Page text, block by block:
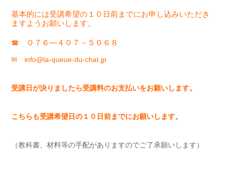
基本的には受講希望の１０日前までにお申し込みいただき
ますようお願いします。
☎ ０７６―４０７－５０６８
✉ info@la-queue-du-chat.jp
受講日が決りましたら受講料のお支払いをお願いします。
こちらも受講希望日の１０日前までにお願いします。
（教科書、材料等の手配がありますのでご了承願いします）